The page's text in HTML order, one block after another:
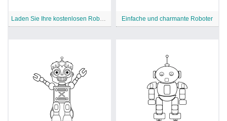
Laden Sie Ihre kostenlosen Roboter herunter Einfache und charmante Roboter